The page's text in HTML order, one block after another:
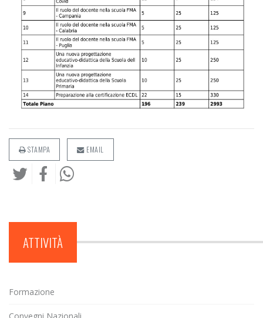
STAMPA EMAIL
ATTIVITÀ
Formazione